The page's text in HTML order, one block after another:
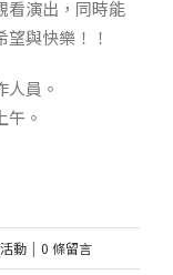
看演出，同時能
與快樂！！
員。
。
動 | 0 條留言